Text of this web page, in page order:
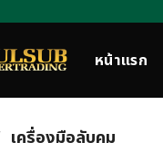
หน้าแรก
เครื่องมือลับคม